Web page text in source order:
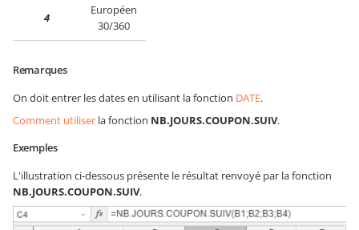
4
Européen
30/360
Remarques
On doit entrer les dates en utilisant la fonction DATE.
Comment utiliser la fonction NB.JOURS.COUPON.SUIV.
Exemples
L'illustration ci-dessous présente le résultat renvoyé par la fonction
NB.JOURS.COUPON.SUIV.